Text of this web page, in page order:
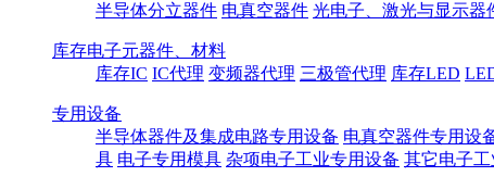
半导体分立器件 电真空器件 光电子、激光与显示器
库存电子元器件、材料
库存IC IC代理 变频器代理 三极管代理 库存LED
专用设备
半导体器件及集成电路专用设备 电真空器件专用设
具 电子专用模具 杂项电子工业专用设备 其它电子